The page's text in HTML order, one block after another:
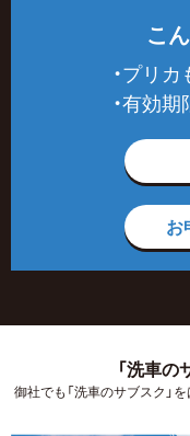
こ
・プリ
・有効
お
「洗車の
御社でも「洗車のサブスク」